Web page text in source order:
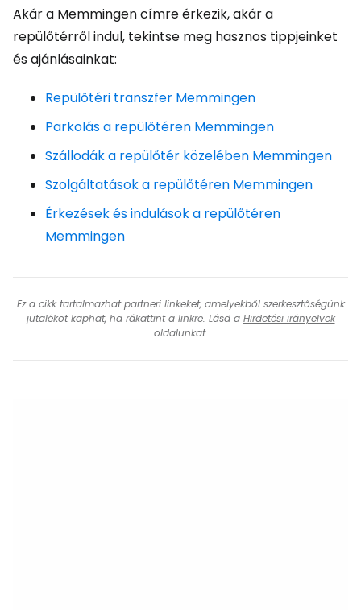
Akár a Memmingen címre érkezik, akár a
repülőtérről indul, tekintse meg hasznos tippjeinket
és ajánlásainkat:
Repülőtéri transzfer Memmingen
Parkolás a repülőtéren Memmingen
Szállodák a repülőtér közelében Memmingen
Szolgáltatások a repülőtéren Memmingen
Érkezések és indulások a repülőtéren
Memmingen
Ez a cikk tartalmazhat partneri linkeket, amelyekből szerkesztőségünk
jutalékot kaphat, ha rákattint a linkre. Lásd a Hirdetési irányelvek
oldalunkat.